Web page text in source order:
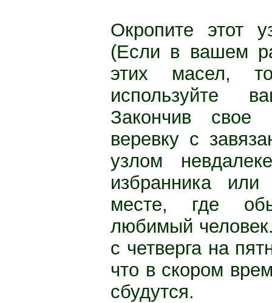
Окропите этот
(Если в вашем
этих масел,
используйте
Закончив свое
веревку с
узлом
избранника
месте, где
любимый
с четверга на
что в скором
сбудутся.